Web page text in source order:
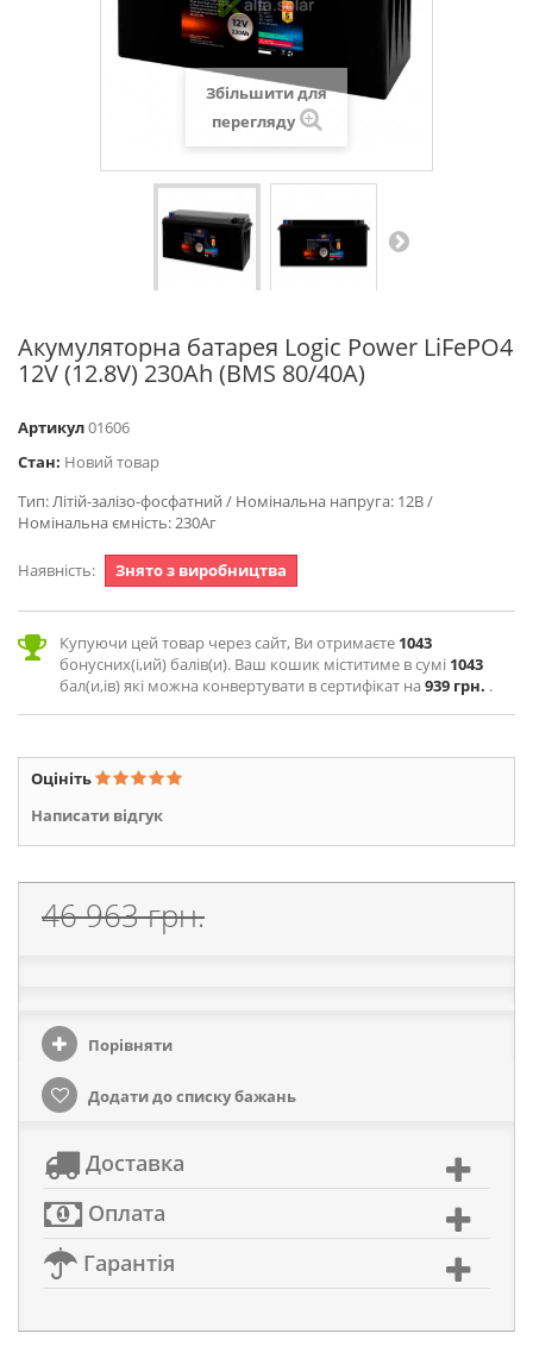
Збільшити для
перегляду
Акумуляторна батарея Logic Power LiFePO4
12V (12.8V) 230Ah (BMS 80/40A)
Артикул01606
Стан: Новий товар
Тип: Літій-залізо-фосфатний / Номінальна напруга: 12В /
Номінальна ємність: 230Аг
Наявність: Знято з виробництва
Купуючи цей товар через сайт, Ви отримаєте 1043
бонусних(і,ий) балів(и). Ваш кошик міститиме в сумі 1043
бал(и,ів) які можна конвертувати в сертифікат на939 грн. .
Оцініть
Написати відгук
46 963 грн.
Порівняти
Додати до списку бажань
Доставка
Оплата
Гарантія